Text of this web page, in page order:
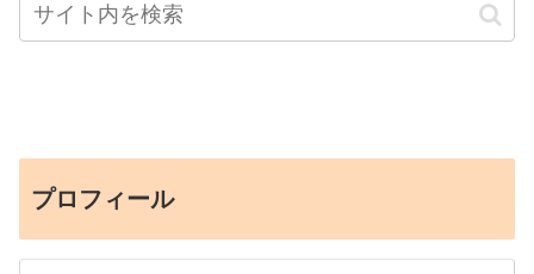
プロフィール